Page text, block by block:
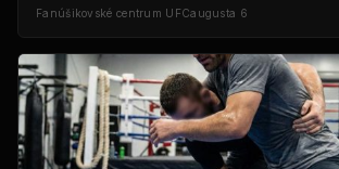
Fanúšikovské centrum UFCaugusta 6